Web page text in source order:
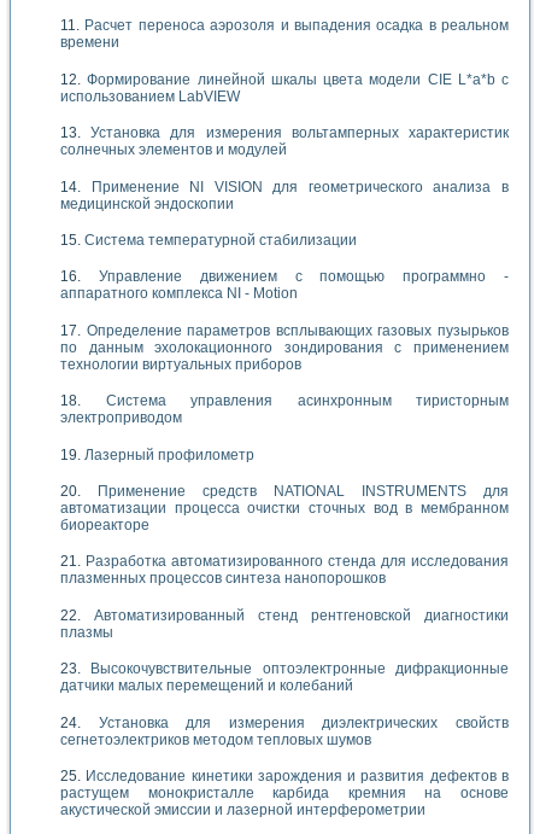
Расчет переноса аэрозоля и выпадения осадка в реальном
времени
Формирование линейной шкалы цвета модели CIE L*a*b с
использованием LabVIEW
Установка для измерения вольтамперных характеристик
солнечных элементов и модулей
Применение NI VISION для геометрического анализа в
медицинской эндоскопии
Система температурной стабилизации
Управление движением с помощью программно -
аппаратного комплекса NI - Motion
Определение параметров всплывающих газовых пузырьков
по данным эхолокационного зондирования с применением
технологии виртуальных приборов
Система управления асинхронным тиристорным
электроприводом
Лазерный профилометр
Применение средств NATIONAL INSTRUMENTS для
автоматизации процесса очистки сточных вод в мембранном
биореакторе
Разработка автоматизированного стенда для исследования
плазменных процессов синтеза нанопорошков
Автоматизированный стенд рентгеновской диагностики
плазмы
Высокочувствительные оптоэлектронные дифракционные
датчики малых перемещений и колебаний
Установка для измерения диэлектрических свойств
сегнетоэлектриков методом тепловых шумов
Исследование кинетики зарождения и развития дефектов в
растущем монокристалле карбида кремния на основе
акустической эмиссии и лазерной интерферометрии